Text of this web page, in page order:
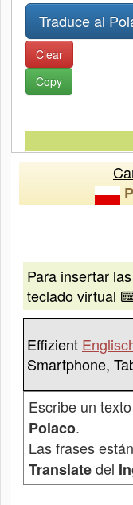
Clear
Copy
Para insertar
teclado virtual
Effizient
Smartphone,
Escribe un
Polaco.
Las frases
Translatedel